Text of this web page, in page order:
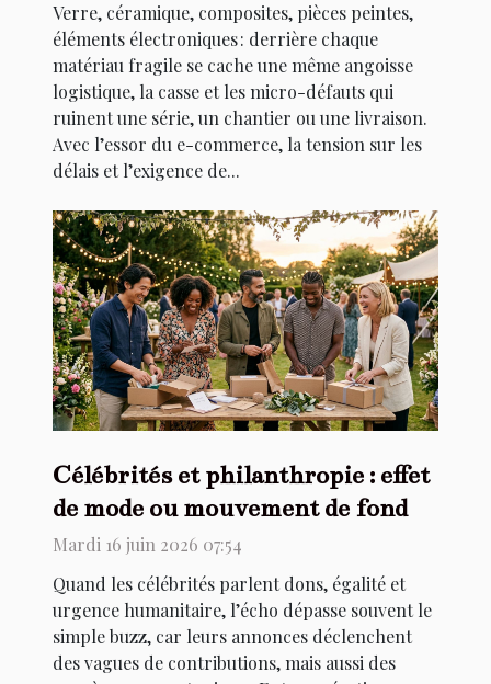
Verre, céramique, composites, pièces peintes,
éléments électroniques : derrière chaque
matériau fragile se cache une même angoisse
logistique, la casse et les micro-défauts qui
ruinent une série, un chantier ou une livraison.
Avec l’essor du e-commerce, la tension sur les
délais et l’exigence de...
Célébrités et philanthropie : effet
de mode ou mouvement de fond
Mardi 16 juin 2026 07:54
Quand les célébrités parlent dons, égalité et
urgence humanitaire, l’écho dépasse souvent le
simple buzz, car leurs annonces déclenchent
des vagues de contributions, mais aussi des